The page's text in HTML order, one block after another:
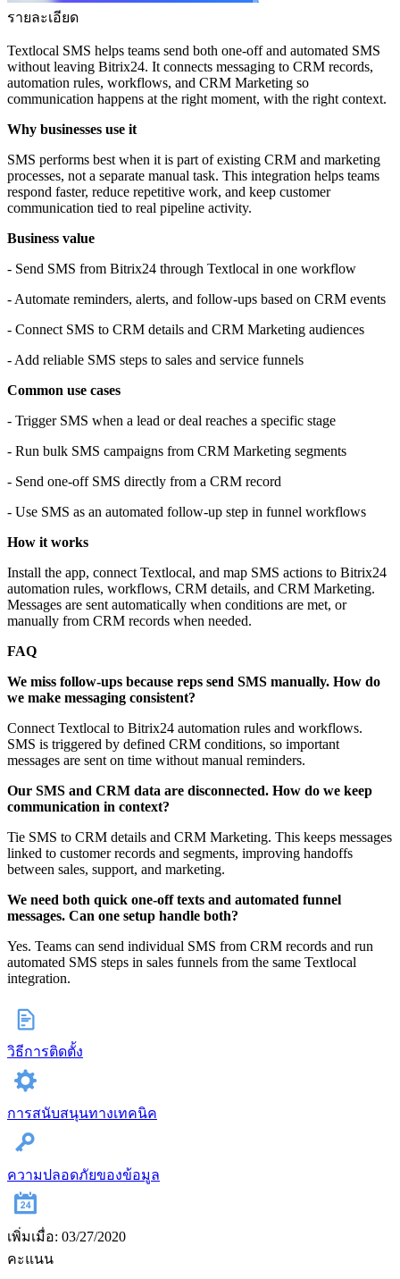
รายละเอียด
Textlocal SMS helps teams send both one-off and automated SMS
without leaving Bitrix24. It connects messaging to CRM records,
automation rules, workflows, and CRM Marketing so
communication happens at the right moment, with the right context.
Why businesses use it
SMS performs best when it is part of existing CRM and marketing
processes, not a separate manual task. This integration helps teams
respond faster, reduce repetitive work, and keep customer
communication tied to real pipeline activity.
Business value
- Send SMS from Bitrix24 through Textlocal in one workflow
- Automate reminders, alerts, and follow-ups based on CRM events
- Connect SMS to CRM details and CRM Marketing audiences
- Add reliable SMS steps to sales and service funnels
Common use cases
- Trigger SMS when a lead or deal reaches a specific stage
- Run bulk SMS campaigns from CRM Marketing segments
- Send one-off SMS directly from a CRM record
- Use SMS as an automated follow-up step in funnel workflows
How it works
Install the app, connect Textlocal, and map SMS actions to Bitrix24
automation rules, workflows, CRM details, and CRM Marketing.
Messages are sent automatically when conditions are met, or
manually from CRM records when needed.
FAQ
We miss follow-ups because reps send SMS manually. How do
we make messaging consistent?
Connect Textlocal to Bitrix24 automation rules and workflows.
SMS is triggered by defined CRM conditions, so important
messages are sent on time without manual reminders.
Our SMS and CRM data are disconnected. How do we keep
communication in context?
Tie SMS to CRM details and CRM Marketing. This keeps messages
linked to customer records and segments, improving handoffs
between sales, support, and marketing.
We need both quick one-off texts and automated funnel
messages. Can one setup handle both?
Yes. Teams can send individual SMS from CRM records and run
automated SMS steps in sales funnels from the same Textlocal
integration.
วิธีการติดตั้ง
การสนับสนุนทางเทคนิค
ความปลอดภัยของข้อมูล
เพิ่มเมื่อ: 03/27/2020
คะแนน